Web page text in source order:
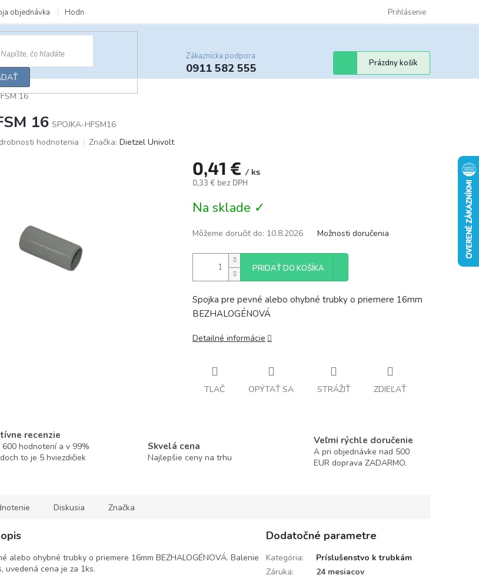
objednávka Hodnotenie obchodu Obchodné podmienky
Prihlásenie
Zákaznícka podpora:
0911 582 555
Nákupný
košík
Prázdny košík
16
16 SPOJKA-HFSM16
hodnotenia Značka: Dietzel Univolt
0,41 € / ks
0,33 € bez DPH
cena:
Na sklade ✓
Môžeme doručiť do: 10.8.2026 Možnosti doručenia
PRIDAŤ DO KOŠÍKA
Spojka pre pevné alebo ohybné trubky o priemere 16mm
BEZHALOGÉNOVÁ
Detailné informácie
TLAČ OPÝTAŤ SA STRÁŽIŤ ZDIEĽAŤ
recenzie
600 hodnotení a v 99%
to je 5 hviezdičiek
Skvelá cena
Najlepšie ceny na trhu
Veľmi rýchle doručenie
A pri objednávke nad 500
EUR doprava ZADARMO.
Diskusia Značka
alebo ohybné trubky o priemere 16mm BEZHALOGÉNOVÁ. Balenie
uvedená cena je za 1ks.
Dodatočné parametre
Kategória:
Príslušenstvo k trubkám
Záruka:
24 mesiacov